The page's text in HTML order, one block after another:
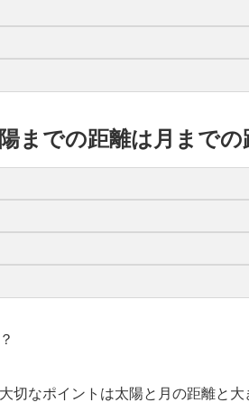
までの距離は月まで
切なポイントは太陽と月の距離と大